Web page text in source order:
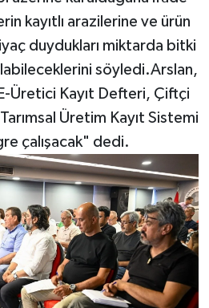
kayıtlı arazilerine ve ürün
duydukları miktarda bitki
söyledi.Arslan,
Üretici Kayıt Defteri, Çiftçi
Üretim Kayıt Sistemi
çalışacak" dedi.